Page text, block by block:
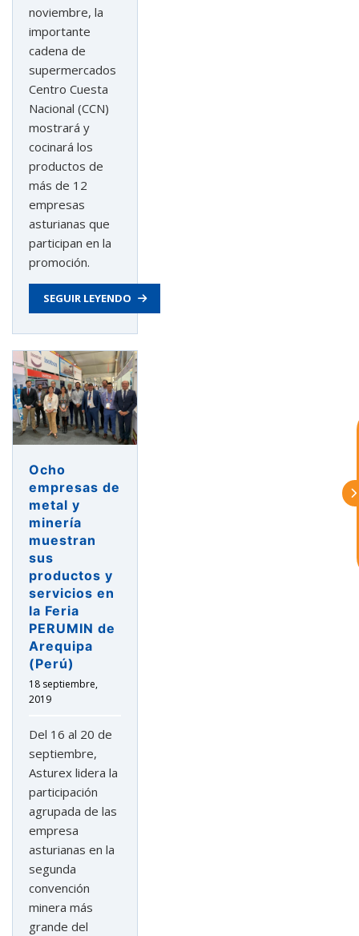
noviembre, la
importante
cadena de
supermercados
Centro Cuesta
Nacional (CCN)
mostrará y
cocinará los
productos de
más de 12
empresas
asturianas que
participan en la
promoción.
SEGUIR LEYENDO
Ocho
empresas de
metal y
minería
muestran
sus
productos y
servicios en
la Feria
PERUMIN de
Arequipa
(Perú)
18 septiembre,
2019
Del 16 al 20 de
septiembre,
Asturex lidera la
participación
agrupada de las
empresa
asturianas en la
segunda
convención
minera más
grande del
astu
exportar importa
¡Hola, soy Astu
ayudarte con la internacionalización de
tu empresa e informarte sobre los
eventos y actividades que lleva a cabo
Asturex.
Al continuar con la Conversación,
aceptas nuestra
¿En que te puedo ayudar hoy?